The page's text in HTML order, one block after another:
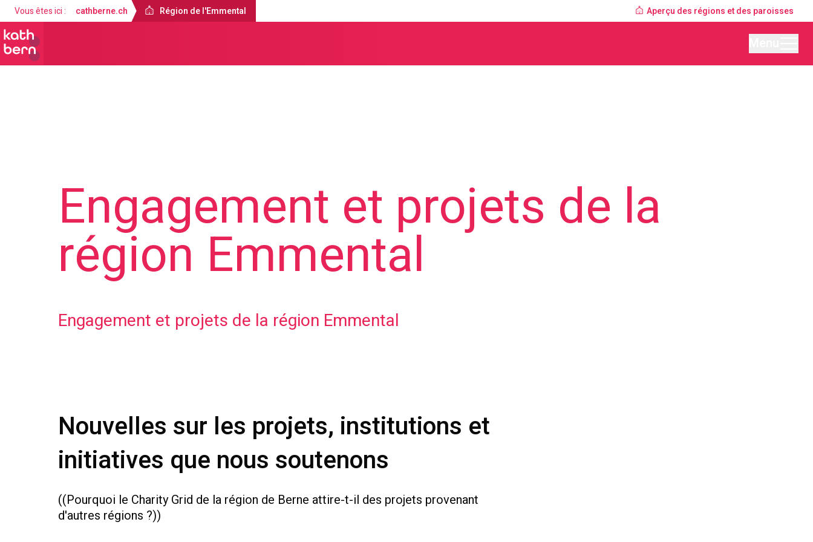
Vous êtes ici : cathberne.ch Région de l'Emmental Aperçu des régions et des paroisses
Engagement et projets de la
région Emmental
Engagement et projets de la région Emmental
Nouvelles sur les projets, institutions et
initiatives que nous soutenons
((Pourquoi le Charity Grid de la région de Berne attire-t-il des projets provenant
d'autres régions ?))